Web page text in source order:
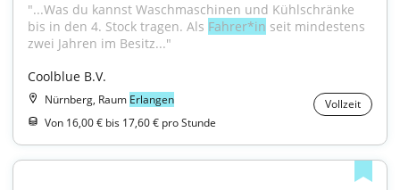
"...Was du kannst Waschmaschinen und Kühlschränke
bis in den 4. Stock tragen. Als Fahrer*in seit mindestens
zwei Jahren im Besitz..."
Coolblue B.V.
Nürnberg, Raum Erlangen
Vollzeit
Von 16,00 € bis 17,60 € pro Stunde